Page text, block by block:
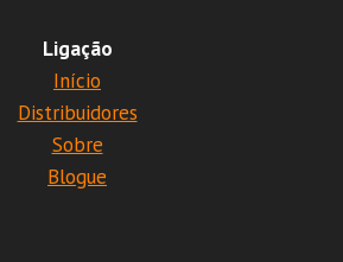
Ligação
Início
Distribuidores
Sobre
Blogue